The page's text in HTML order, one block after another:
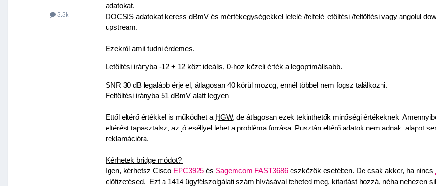
5.5k
adatokat.
DOCSIS adatokat keress dBmV és mértékegységekkel lefelé /felfelé letöltési /feltöltési vagy angolul
upstream.
Ezekről amit tudni érdemes.
Letöltési irányba -12 + 12 közt ideális, 0-hoz közeli érték a legoptimálisabb.
SNR 30 dB legalább érje el, átlagosan 40 körül mozog, ennél többel nem fogsz találkozni.
Feltöltési irányba 51 dBmV alatt legyen
Ettől eltérő értékkel is működhet a HGW, de átlagosan ezek tekinthetők minőségi értékeknek.
eltérést tapasztalsz, az jó eséllyel lehet a probléma forrása. Pusztán eltérő adatok nem adnak  alapot
reklamációra.
Kérhetek bridge módot?
Igen, kérhetsz Cisco EPC3925 és Sagemcom FAST3686 eszközök esetében. De csak akkor, ha nincs
előfizetésed.  Ezt a 1414 ügyfélszolgálati szám hívásával teheted meg, kitartást hozzá, néha nehezen